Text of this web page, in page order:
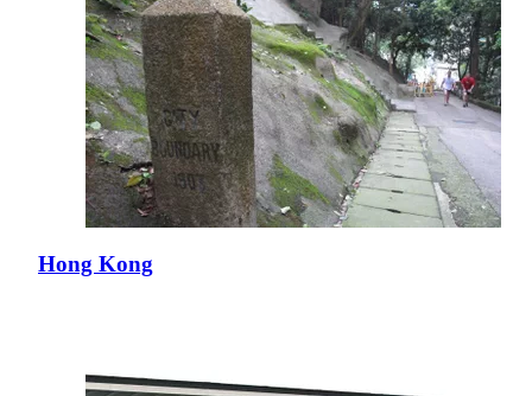
Hong Kong